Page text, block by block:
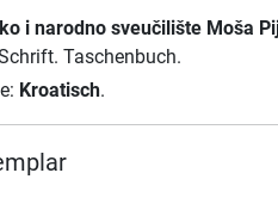
i narodno sveučilište Moša
Taschenbuch.
Kroatisch.